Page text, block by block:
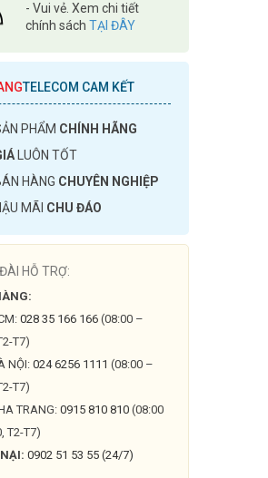
- Vui vẻ. Xem chi tiết
chính sách TẠI ĐÂY
TELECOM CAM KẾT
PHẨM CHÍNH HÃNG
LUÔN TỐT
HÀNG CHUYÊN NGHIỆP
MÃI CHU ĐÁO
HỖ TRỢ:
028 35 166 166 (08:00 –
T7)
NỘI:024 6256 1111 (08:00 –
T7)
TRANG: 0915 810 810 (08:00
T2-T7)
0902 51 53 55 (24/7)